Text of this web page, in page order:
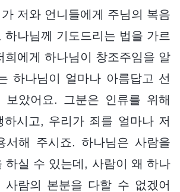
저와 언니들에게 주님의 복음
하나님께 기도드리는 법을 가르
희에게 하나님이 창조주임을 알
하나님이 얼마나 아름답고 선
보았어요. 그분은 인류를 위해
하시고, 우리가 죄를 얼마나 저
서해 주시죠. 하나님은 사람을
하실 수 있는데, 사람이 왜 하나
사람의 본분을 다할 수 없겠어